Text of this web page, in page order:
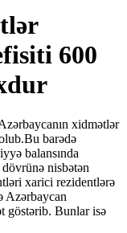
600
xidmətlər
barədə
balansında
nisbətən
xarici rezidentlərə
Azərbaycan
göstərib. Bunlar isə